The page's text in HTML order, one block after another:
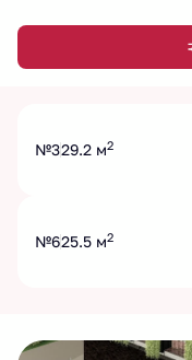
№329.2 м2
№625.5 м2